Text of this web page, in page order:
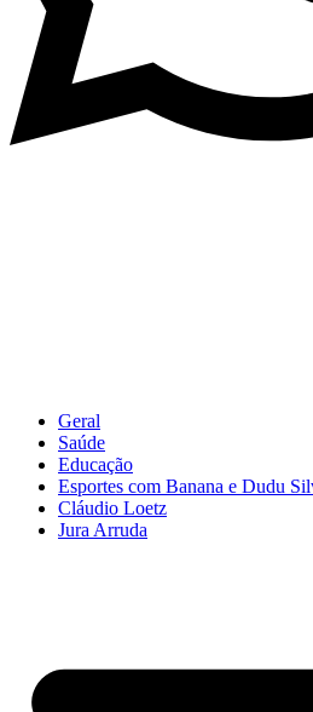
Geral
Saúde
Educação
Esportes com Banana e Dudu
Cláudio Loetz
Jura Arruda